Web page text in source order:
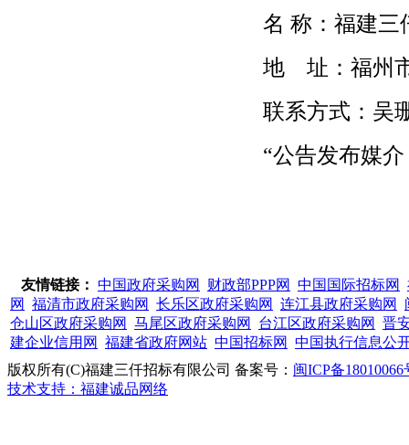
名 称：福建三
地 址：福州
联系方式：吴
“公告发布媒
友情链接： 中国政府采购网 财政部PPP网 中国国际招标网
网
福清市政府采购网 长乐区政府采购网 连江县政府采购网
仓山区政府采购网
马尾区政府采购网 台江区政府采购网
晋
建企业信用网
福建省政府网站 中国招标网
中国执行信息公
版权所有(C)福建三仟招标有限公司 备案号： 闽ICP备18010066
技术支持：福建诚品网络